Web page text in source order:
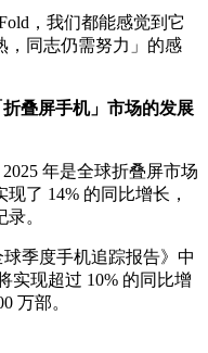
，我们都能感觉到它
，同志仍需努力」的感
叠屏手机」市场的发展
年是全球折叠屏市场
了 14% 的同比增长，
。
季度手机追踪报告》中
实现超过 10% 的同比增
万部。